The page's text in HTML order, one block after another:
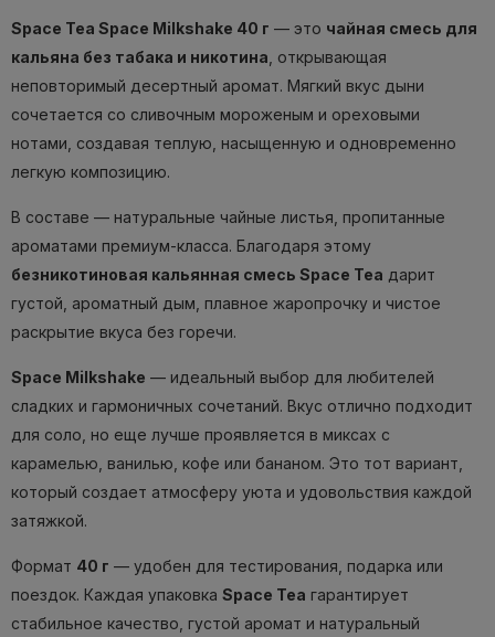
Space Tea Space Milkshake 40 г — это чайная смесь для
кальяна без табака и никотина , открывающая
неповторимый десертный аромат. Мягкий вкус дыни
сочетается со сливочным мороженым и ореховыми
нотами, создавая теплую, насыщенную и одновременно
легкую композицию.
В составе — натуральные чайные листья, пропитанные
ароматами премиум-класса. Благодаря этому
безникотиновая кальянная смесь Space Tea дарит
густой, ароматный дым, плавное жаропрочку и чистое
раскрытие вкуса без горечи.
Space Milkshake — идеальный выбор для любителей
сладких и гармоничных сочетаний. Вкус отлично подходит
для соло, но еще лучше проявляется в миксах с
карамелью, ванилью, кофе или бананом. Это тот вариант,
который создает атмосферу уюта и удовольствия каждой
затяжкой.
Формат 40 г — удобен для тестирования, подарка или
поездок. Каждая упаковка Space Tea гарантирует
стабильное качество, густой аромат и натуральный